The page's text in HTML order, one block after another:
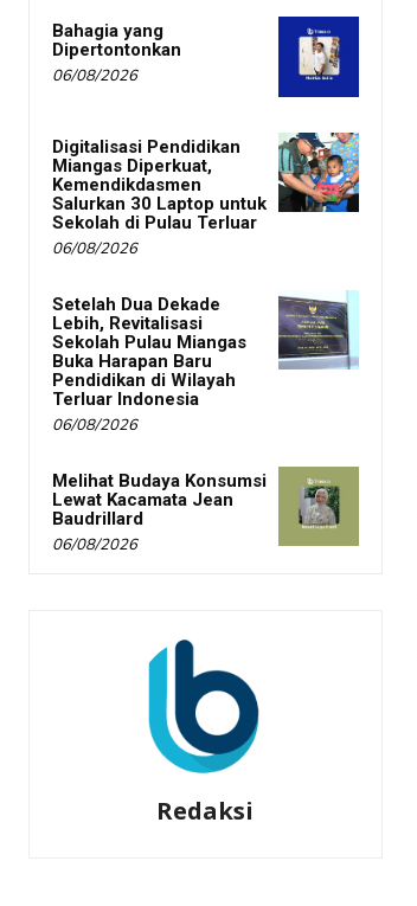
Bahagia yang
Dipertontonkan
06/08/2026
Digitalisasi Pendidikan
Miangas Diperkuat,
Kemendikdasmen
Salurkan 30 Laptop untuk
Sekolah di Pulau Terluar
06/08/2026
Setelah Dua Dekade
Lebih, Revitalisasi
Sekolah Pulau Miangas
Buka Harapan Baru
Pendidikan di Wilayah
Terluar Indonesia
06/08/2026
Melihat Budaya Konsumsi
Lewat Kacamata Jean
Baudrillard
06/08/2026
Redaksi